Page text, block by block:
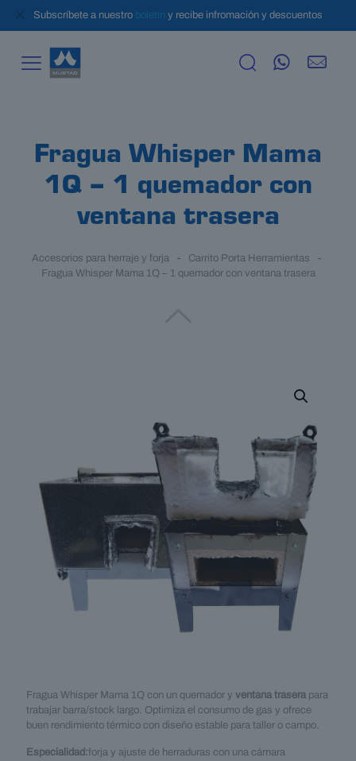
Subscríbete a nuestro boletín y recibe infromación y descuentos
Fragua Whisper Mama
1Q – 1 quemador con
ventana trasera
Accesorios para herraje y forja - Carrito Porta Herramientas
-
Fragua Whisper Mama 1Q – 1 quemador con ventana trasera
Fragua Whisper Mama 1Q con un quemador y ventana trasera para
trabajar barra/stock largo. Optimiza el consumo de gas y ofrece
buen rendimiento térmico con diseño estable para taller o campo.
Especialidad:forja y ajuste de herraduras con una cámara